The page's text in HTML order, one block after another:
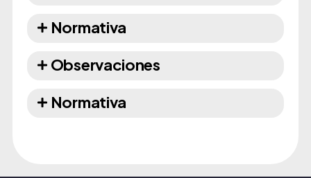
Normativa
Observaciones
Normativa